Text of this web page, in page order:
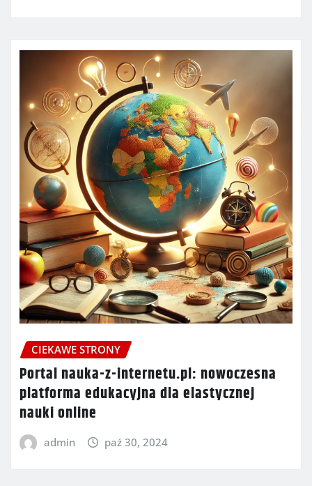
CIEKAWE STRONY
Portal nauka-z-internetu.pl: nowoczesna
platforma edukacyjna dla elastycznej
nauki online
admin paź 30, 2024